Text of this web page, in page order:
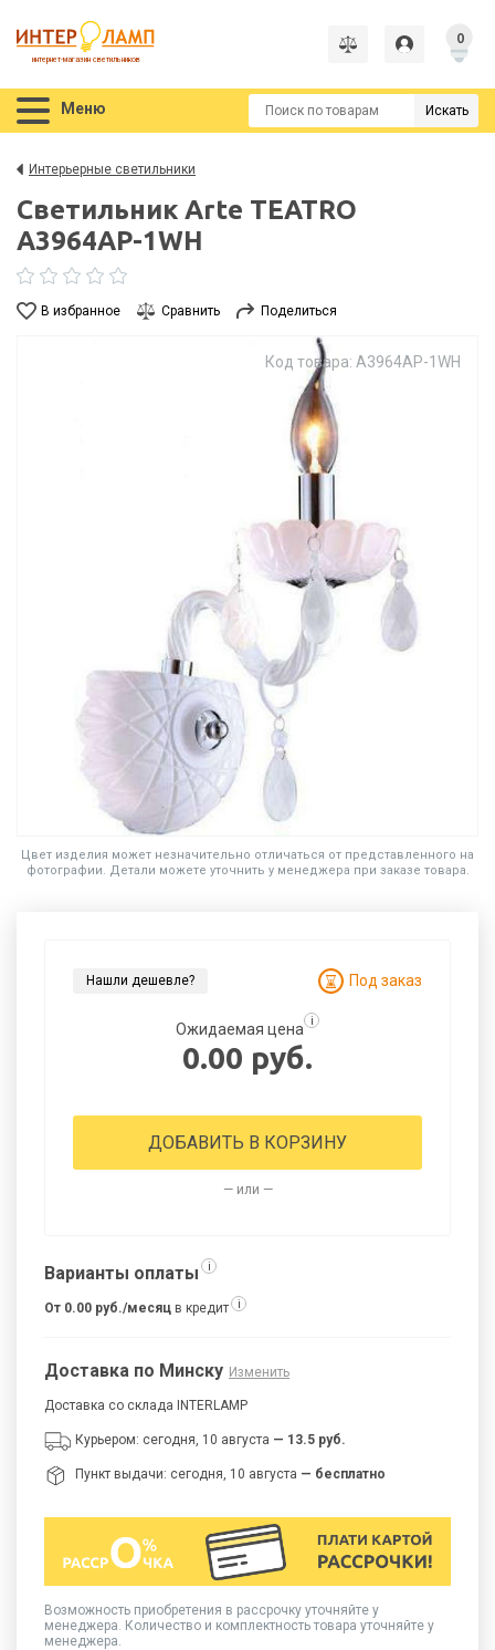
интернет-магазин светильников
0
Меню Искать
Интерьерные светильники
Светильник Arte TEATRO
A3964AP-1WH
В избранное Сравнить Поделиться
Код товара: A3964AP-1WH
Цвет изделия может незначительно отличаться от представленного на
фотографии. Детали можете уточнить у менеджера при заказе товара.
Нашли дешевле? Под заказ
Ожидаемая цена i
0.00 руб.
ДОБАВИТЬ В КОРЗИНУ
— или —
Варианты оплаты i
От 0.00 руб./месяц в кредит i
Доставка по Минску Изменить
Доставка со склада INTERLAMP
Курьером: сегодня, 10 августа — 13.5 руб.
Пункт выдачи: сегодня, 10 августа — бесплатно
Возможность приобретения в рассрочку уточняйте у
менеджера. Количество и комплектность товара уточняйте у
менеджера.